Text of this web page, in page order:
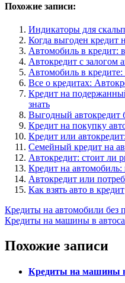
Похожие записи:
Индикаторы для
Когда выгоден кредит
Автомобиль в кредит:
Автокредит с залогом
Автомобиль в
Все о кредитах:
Кредит на
знать
Выгодный автокредит
Кредит на покупку
Кредит или
Семейный кредит на
Автокредит: стоит ли
Кредит на автомобиль:
Автокредит или
Как взять авто в кредит
Навигация
по
записям
Кредиты на автомобили без
Кредиты на машины в
Похожие записи
Кредиты на машины